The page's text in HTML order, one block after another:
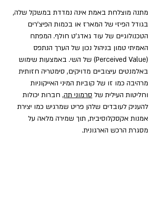
מתנה מוצלחת באמת אינה נמדדת במשקל שלה,
בגודל הפיזי של המארז או בכמות הפיצ'רים
הטכנולוגיים של עוד גאדג'ט חולף. המפתח
האמיתי טמון בניהול נכון של הערך הנתפס
(Perceived Value) של השי. באמצעות שימוש
באלמנטים עיצוביים מדויקים, סימטריה חזותית
מרהיבה כמו זו של קוביות המיני האייקוניות
וחליטות העילית של סרמוני תה, חברות יכולות
להעניק לעובדים שלהן פריט שמרגיש כמו יצירת
אמנות אקסקלוסיבית, תוך שמירה מלאה על
מסגרת הרכש הארגונית.